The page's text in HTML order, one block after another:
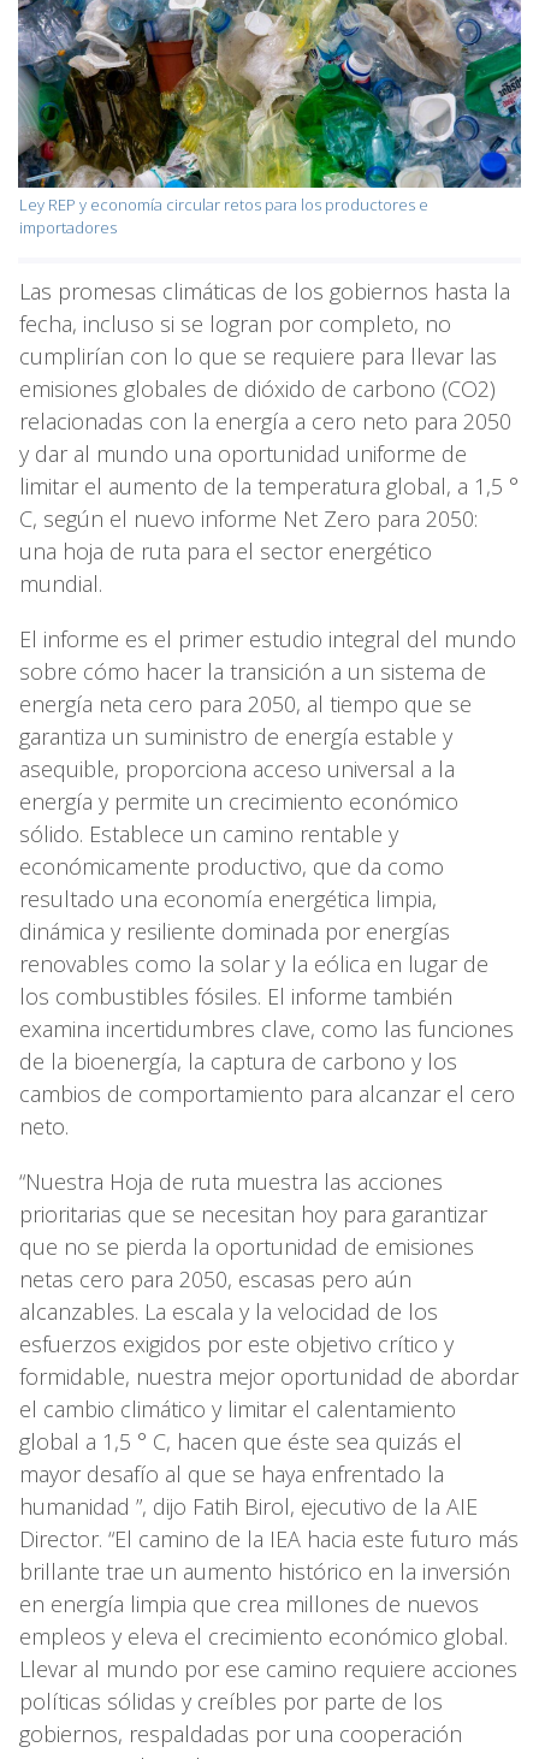
Ley REP y economía circular retos para los productores e
importadores
Las promesas climáticas de los gobiernos hasta la
fecha, incluso si se logran por completo, no
cumplirían con lo que se requiere para llevar las
emisiones globales de dióxido de carbono (CO2)
relacionadas con la energía a cero neto para 2050
y dar al mundo una oportunidad uniforme de
limitar el aumento de la temperatura global, a 1,5 °
C, según el nuevo informe Net Zero para 2050:
una hoja de ruta para el sector energético
mundial.
El informe es el primer estudio integral del mundo
sobre cómo hacer la transición a un sistema de
energía neta cero para 2050, al tiempo que se
garantiza un suministro de energía estable y
asequible, proporciona acceso universal a la
energía y permite un crecimiento económico
sólido. Establece un camino rentable y
económicamente productivo, que da como
resultado una economía energética limpia,
dinámica y resiliente dominada por energías
renovables como la solar y la eólica en lugar de
los combustibles fósiles. El informe también
examina incertidumbres clave, como las funciones
de la bioenergía, la captura de carbono y los
cambios de comportamiento para alcanzar el cero
neto.
“Nuestra Hoja de ruta muestra las acciones
prioritarias que se necesitan hoy para garantizar
que no se pierda la oportunidad de emisiones
netas cero para 2050, escasas pero aún
alcanzables. La escala y la velocidad de los
esfuerzos exigidos por este objetivo crítico y
formidable, nuestra mejor oportunidad de abordar
el cambio climático y limitar el calentamiento
global a 1,5 ° C, hacen que éste sea quizás el
mayor desafío al que se haya enfrentado la
humanidad ”, dijo Fatih Birol, ejecutivo de la AIE
Director. “El camino de la IEA hacia este futuro más
brillante trae un aumento histórico en la inversión
en energía limpia que crea millones de nuevos
empleos y eleva el crecimiento económico global.
Llevar al mundo por ese camino requiere acciones
políticas sólidas y creíbles por parte de los
gobiernos, respaldadas por una cooperación